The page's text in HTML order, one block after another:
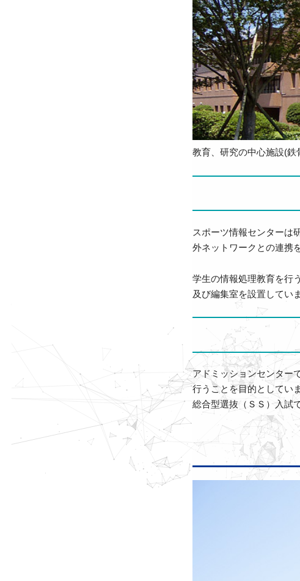
教育、研究の中心施設(鉄
スポーツ情報センターは
外ネットワークとの連携
学生の情報処理教育を行
及び編集室を設置していま
アドミッションセンター
行うことを目的としていま
総合型選抜（ＳＳ）入試